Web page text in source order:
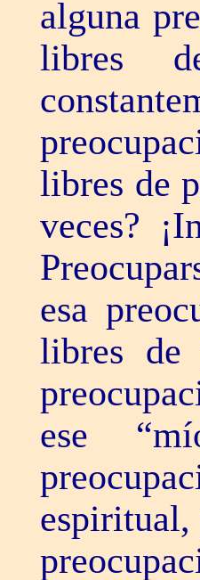
alguna
libres
libres de
veces?
esa
libres de
ese